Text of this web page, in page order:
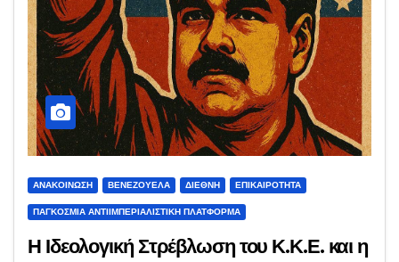
ΑΝΑΚΟΊΝΩΣΗ ΒΕΝΕΖΟΥΈΛΑ ΔΙΕΘΝΉ ΕΠΙΚΑΙΡΌΤΗΤΑ
ΠΑΓΚΌΣΜΙΑ ΑΝΤΙΙΜΠΕΡΙΑΛΙΣΤΙΚΉ ΠΛΑΤΦΌΡΜΑ
Η Ιδεολογική Στρέβλωση του Κ.Κ.Ε. και η